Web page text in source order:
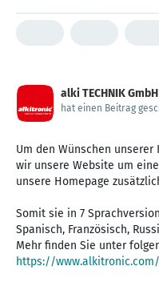
alki TECHNIK GmbH
hat einen Beitrag
Um den Wünschen unserer
wir unsere Website um
unsere Homepage
Somit sie in 7
Spanisch, Französisch,
Mehr finden Sie unter
https://